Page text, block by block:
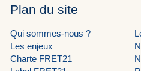
Plan du site
Qui sommes-nous ?
Les enjeux
Charte FRET21